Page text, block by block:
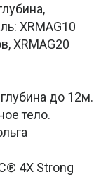
XRMAG10
XRMAG20
до 12м.
тело.
4X Strong